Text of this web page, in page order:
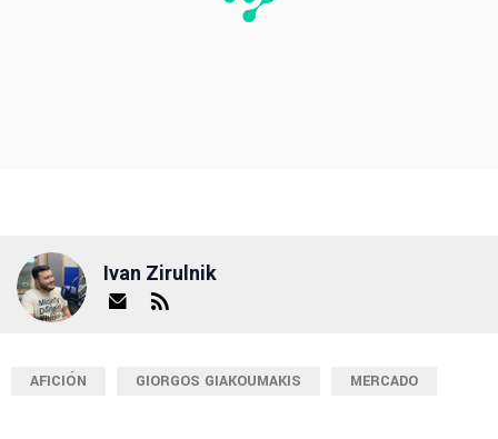
Ivan Zirulnik
AFICIÓN GIORGOS GIAKOUMAKIS MERCADO